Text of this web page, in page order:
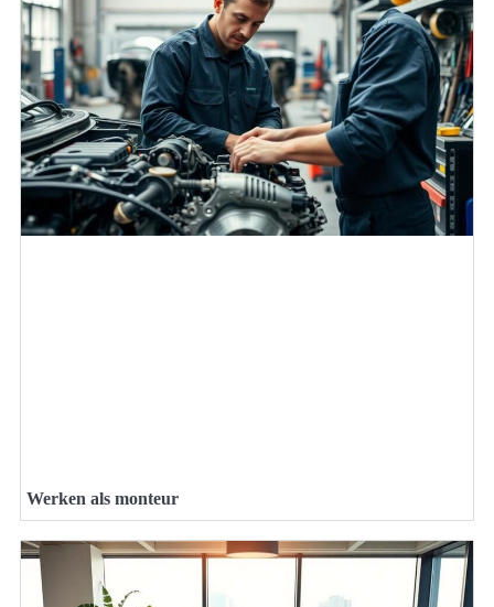
Werken als monteur